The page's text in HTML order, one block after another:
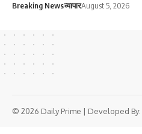
Breaking Newsव्यापारAugust 5, 2026
© 2026 Daily Prime | Developed By: